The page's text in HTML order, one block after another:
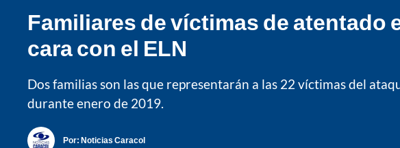
Familiares de víctimas de atentado
cara con el ELN
Dos familias son las que representarán a las 22 víctimas del
durante enero de 2019.
Por: Noticias Caracol